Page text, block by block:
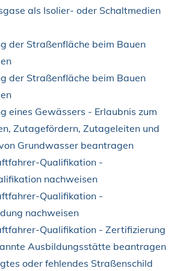
als Isolier- oder Schaltmedien
der Straßenfläche beim Bauen
der Straßenfläche beim Bauen
eines Gewässers - Erlaubnis zum
Zutagefördern, Zutageleiten und
Grundwasser beantragen
Qualifikation -
nachweisen
Qualifikation -
nachweisen
Qualifikation - Zertifizierung
Ausbildungsstätte beantragen
oder fehlendes Straßenschild